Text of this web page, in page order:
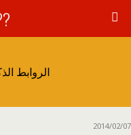
الروابط
2014/02/07